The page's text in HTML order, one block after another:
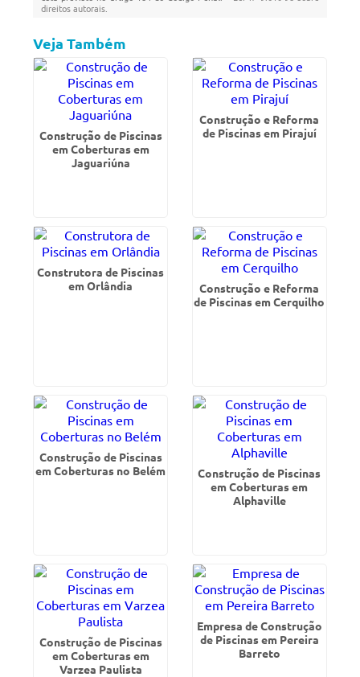
direitos autorais
Veja Também
Construção de Piscinas
em Coberturas em
Jaguariúna
Construção e Reforma
de Piscinas em Pirajuí
Construtora de Piscinas
em Orlândia
Construção e Reforma
de Piscinas em Cerquilho
Construção de Piscinas
em Coberturas no Belém
Construção de Piscinas
em Coberturas em
Alphaville
Construção de Piscinas
em Coberturas em
Varzea Paulista
Empresa de Construção
de Piscinas em Pereira
Barreto